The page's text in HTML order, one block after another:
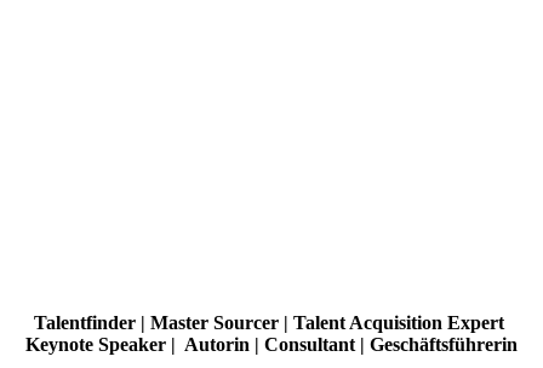
Talentfinder | Master Sourcer | Talent Acquisition Expert
Keynote Speaker | Autorin | Consultant | Geschäftsführerin